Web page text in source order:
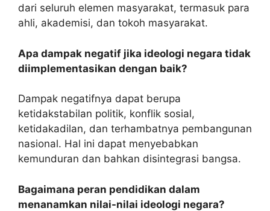
dari seluruh elemen masyarakat, termasuk para
ahli, akademisi, dan tokoh masyarakat.
Apa dampak negatif jika ideologi negara tidak
diimplementasikan dengan baik?
Dampak negatifnya dapat berupa
ketidakstabilan politik, konflik sosial,
ketidakadilan, dan terhambatnya pembangunan
nasional. Hal ini dapat menyebabkan
kemunduran dan bahkan disintegrasi bangsa.
Bagaimana peran pendidikan dalam
menanamkan nilai-nilai ideologi negara?